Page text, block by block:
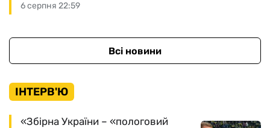
6 серпня 22:59
Всі новини
ІНТЕРВ'Ю
«Збірна України – «пологовий